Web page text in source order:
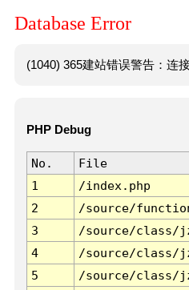
Database Error
(1040) 365建站错误警告：连
PHP Debug
No. File
1
/index.php
2
/source/
3
/source/class/
4
/source/class/
5
/source/class/